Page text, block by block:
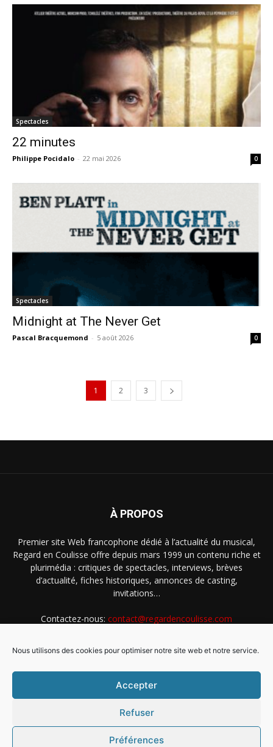
Nous utilisons des cookies pour optimiser notre site web et notre service.
Accepter
Refuser
Préférences
Spectacles
22 minutes
Philippe Pocidalo - 22 mai 2026 0
Spectacles
Midnight at The Never Get
Pascal Bracquemond - 5 août 2026 0
1 2 3
À PROPOS
Premier site Web francophone dédié à l’actualité du musical,
Regard en Coulisse offre depuis mars 1999 un contenu riche et
plurimédia : critiques de spectacles, interviews, brèves
d’actualité, fiches historiques, annonces de casting,
invitations…
Contactez-nous: contact@regardencoulisse.com